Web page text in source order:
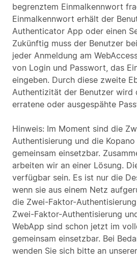
begrenztem Einmalkennwort
Einmalkennwort erhält der
Authenticator App oder einen
Zukünftig muss der Benutzer
jeder Anmeldung am
von Login und Passwort, das
eingeben. Durch diese zweite
Authentizität der Benutzer wird
erratene oder ausgespähte
Hinweis: Im Moment sind die
Authentisierung und die
gemeinsam einsetzbar.
arbeiten wir an einer Lösung.
verfügbar sein. Es ist nur die
wenn sie aus einem Netz
die Zwei-Faktor-
Zwei-Faktor-Authentisierung
WebApp sind schon jetzt im
gemeinsam einsetzbar. Bei
wenden Sie sich bitte an